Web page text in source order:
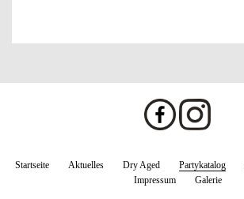
Startseite Aktuelles Dry Aged Partykatalog
Impressum
Galerie